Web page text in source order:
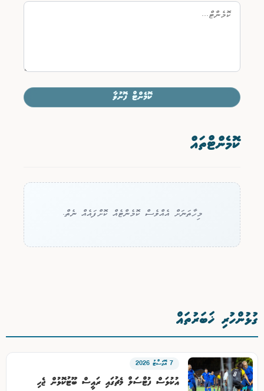
ކޮމެންޓް ފޮނުވާ
ކޮމެންޓްތައް
މިހާތަނަށް އެއްވެސް ކޮމެންޓެއް ކޮށްފައެއް ނެތް.
ގުޅުންހުރި ޚަބަރުތައް
7 އޮގަސްޓު 2026
އުކުޅަސް ފުޓްސަލް މެޗުގައި ރައީސް ބޫޓުކޮޅުން ޖެހި